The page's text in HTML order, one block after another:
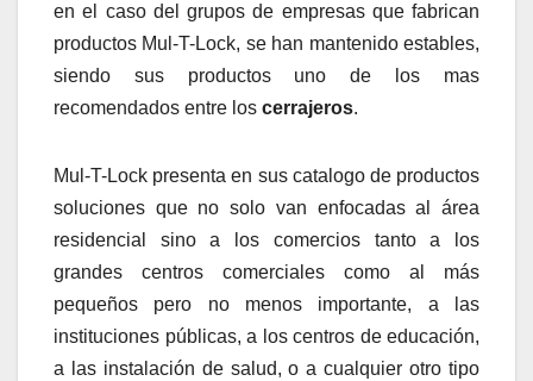
en el caso del grupos de empresas que fabrican
productos Mul-T-Lock, se han mantenido estables,
siendo sus productos uno de los mas
recomendados entre los cerrajeros.
Mul-T-Lock presenta en sus catalogo de productos
soluciones que no solo van enfocadas al área
residencial sino a los comercios tanto a los
grandes centros comerciales como al más
pequeños pero no menos importante, a las
instituciones públicas, a los centros de educación,
a las instalación de salud, o a cualquier otro tipo